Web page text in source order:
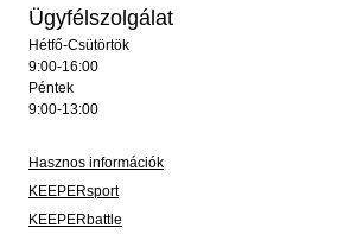
Ügyfélszolgálat
Hétfő-Csütörtök
9:00-16:00
Péntek
9:00-13:00
Hasznos információk
KEEPERsport
KEEPERbattle